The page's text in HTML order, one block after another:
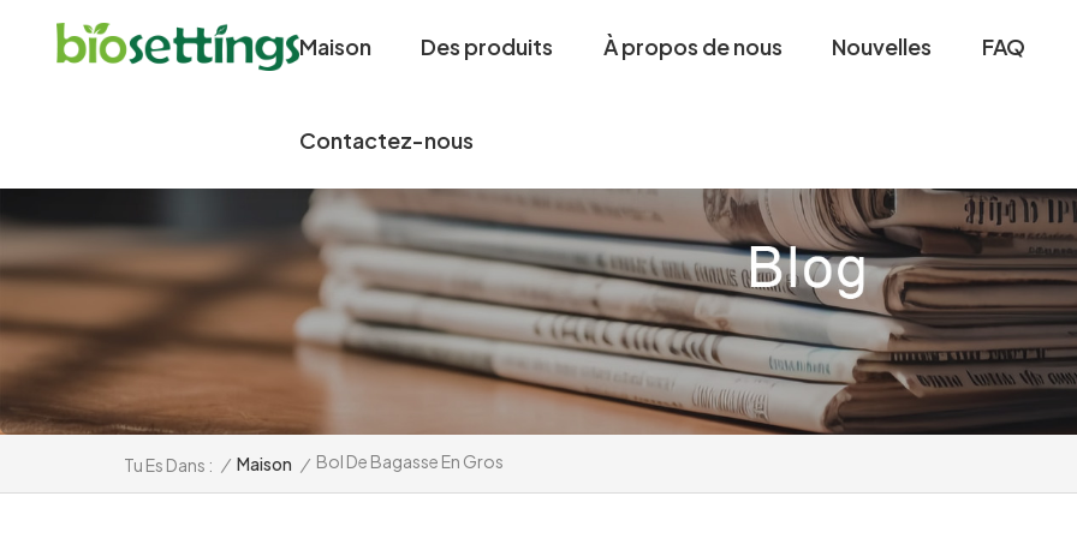
Maison Des produits À propos de nous Nouvelles FAQ
Contactez-nous
Tu Es Dans : / Maison / Bol De Bagasse En Gros